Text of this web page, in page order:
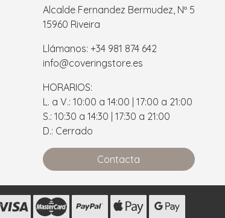
Alcalde Fernandez Bermudez, Nº 5
15960 Riveira
Llámanos: +34 981 874 642
info@coveringstore.es
HORARIOS:
L. a V.: 10:00 a 14:00 | 17:00 a 21:00
S.: 10:30 a 14:30 | 17:30 a 21:00
D.: Cerrado
Contacta